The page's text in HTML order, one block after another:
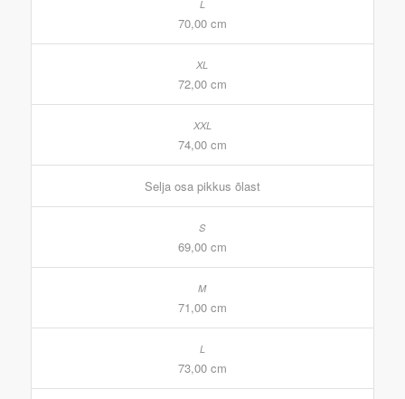
70,00 cm
72,00 cm
74,00 cm
Selja osa pikkus õlast
69,00 cm
71,00 cm
73,00 cm